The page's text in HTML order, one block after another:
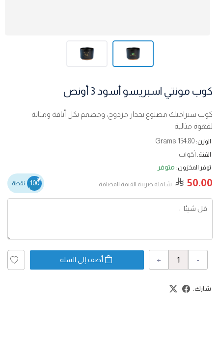
كوب مونتي اسبريسو أسود 3 أونص
كوب سيراميك مصنوع بجدار مزدوج، ومصمم بكل أناقة ومتانة
لقهوة مثالية
الوزن: 154.80 Grams
الفئة: أكواب
توفر المخزون: متوفر
50.00 شاملة ضربية القيمة المضافة 100 نقطة
-
+ أضف إلى السلة
شارك: